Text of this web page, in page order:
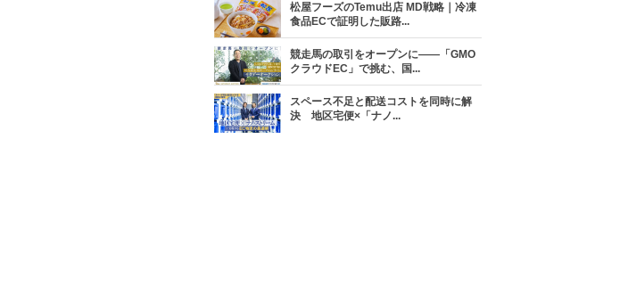
松屋フーズのTemu出店 MD戦略｜冷凍
食品ECで証明した販路...
競走馬の取引をオープンに――「GMO
クラウドEC」で挑む、国...
スペース不足と配送コストを同時に解
決 地区宅便×「ナノ...